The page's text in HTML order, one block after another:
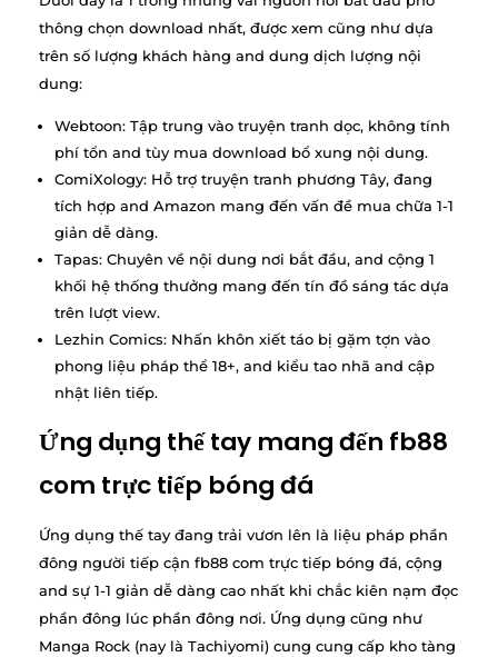
thông chọn download nhất, được xem cũng như dựa
trên số lượng khách hàng and dung dịch lượng nội
dung:
Webtoon: Tập trung vào truyện tranh dọc, không tính
phí tổn and tùy mua download bổ xung nội dung.
ComiXology: Hỗ trợ truyện tranh phương Tây, đang
tích hợp and Amazon mang đến vấn đề mua chữa 1-1
giản dễ dàng.
Tapas: Chuyên về nội dung nơi bắt đầu, and cộng 1
khối hệ thống thưởng mang đến tín đồ sáng tác dựa
trên lượt view.
Lezhin Comics: Nhấn khôn xiết táo bị gặm tợn vào
phong liệu pháp thể 18+, and kiểu tao nhã and cập
nhật liên tiếp.
Ứng dụng thế tay mang đến fb88
com trực tiếp bóng đá
Ứng dụng thế tay đang trải vươn lên là liệu pháp phần
đông người tiếp cận fb88 com trực tiếp bóng đá, cộng
and sự 1-1 giản dễ dàng cao nhất khi chắc kiên nạm đọc
phần đông lúc phần đông nơi. Ứng dụng cũng như
Manga Rock (nay là Tachiyomi) cung cung cấp kho tàng